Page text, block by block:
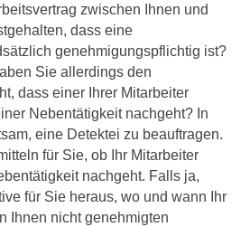
zwischen Ihnen und
dass eine
genehmigungspflichtig ist?
Sie allerdings den
dass einer Ihrer Mitarbeiter
Nebentätigkeit nachgeht? In
eine Detektei zu beauftragen.
für Sie, ob Ihr Mitarbeiter
nachgeht. Falls ja,
für Sie heraus, wo und wann Ihr
Ihnen nicht genehmigten